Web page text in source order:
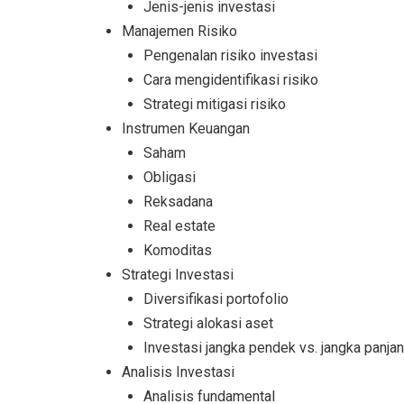
Jenis-jenis investasi
Manajemen Risiko
Pengenalan risiko investasi
Cara mengidentifikasi risiko
Strategi mitigasi risiko
Instrumen Keuangan
Saham
Obligasi
Reksadana
Real estate
Komoditas
Strategi Investasi
Diversifikasi portofolio
Strategi alokasi aset
Investasi jangka pendek vs. jangka
Analisis Investasi
Analisis fundamental